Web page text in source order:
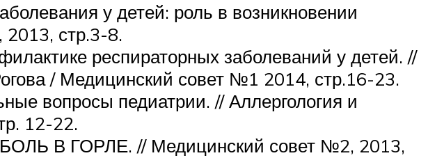
у детей: роль в возникновении
2013, стр.3-8.
респираторных заболеваний у детей. //
/ Медицинский совет №1 2014, стр.16-23.
вопросы педиатрии. // Аллергология и
12-22.
В ГОРЛЕ. // Медицинский совет №2, 2013,